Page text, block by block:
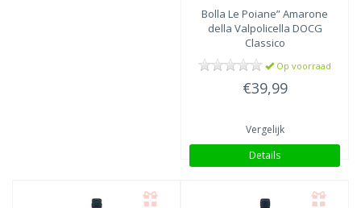
Bolla Le Poiane” Amarone
della Valpolicella DOCG
Classico
Op voorraad
€39,99
Vergelijk
Details